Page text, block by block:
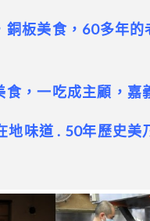
板美食，60多年的
食，一吃成主顧，嘉
味道 . 50年歷史美